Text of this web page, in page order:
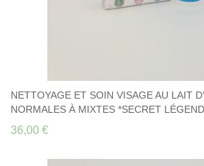
NETTOYAGE ET SOIN VISAGE AU LAIT
NORMALES À MIXTES *SECRET
36,00 €
NETTOYAGE ET SOIN VISAGE AU